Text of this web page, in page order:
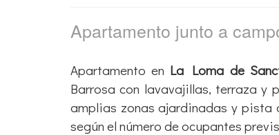
Apartamento junto a
Apartamento en La Loma de
Barrosa con lavavajillas, terraza y
amplias zonas ajardinadas y pista
según el número de ocupantes